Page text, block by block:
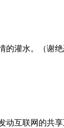
灌水。（谢绝
互联网的共享